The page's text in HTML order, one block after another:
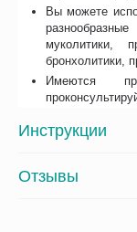
Вы можете
муколитики,
бронхолитики,
Имеются
Инструкции
Отзывы